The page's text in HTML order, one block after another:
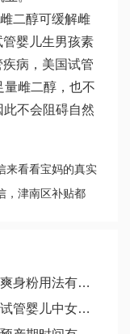
二醇可缓解雌
管婴儿生男孩素
病，美国试管
雌二醇，也不
不会阻碍自然
来看看宝妈的真实
，津南区补贴都
法有讲究，使用不当还会“伤娃”！
女性卵巢囊肿主要由哪些因素引起?